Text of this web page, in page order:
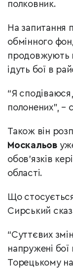
полковник.
На запитання
обмінного
продовжують
ідуть бої в
“Я
полонених”, –
Також він
Москальов
обов’язків
області.
Що
Сирський
“Суттєвих
напружені
Торецькому